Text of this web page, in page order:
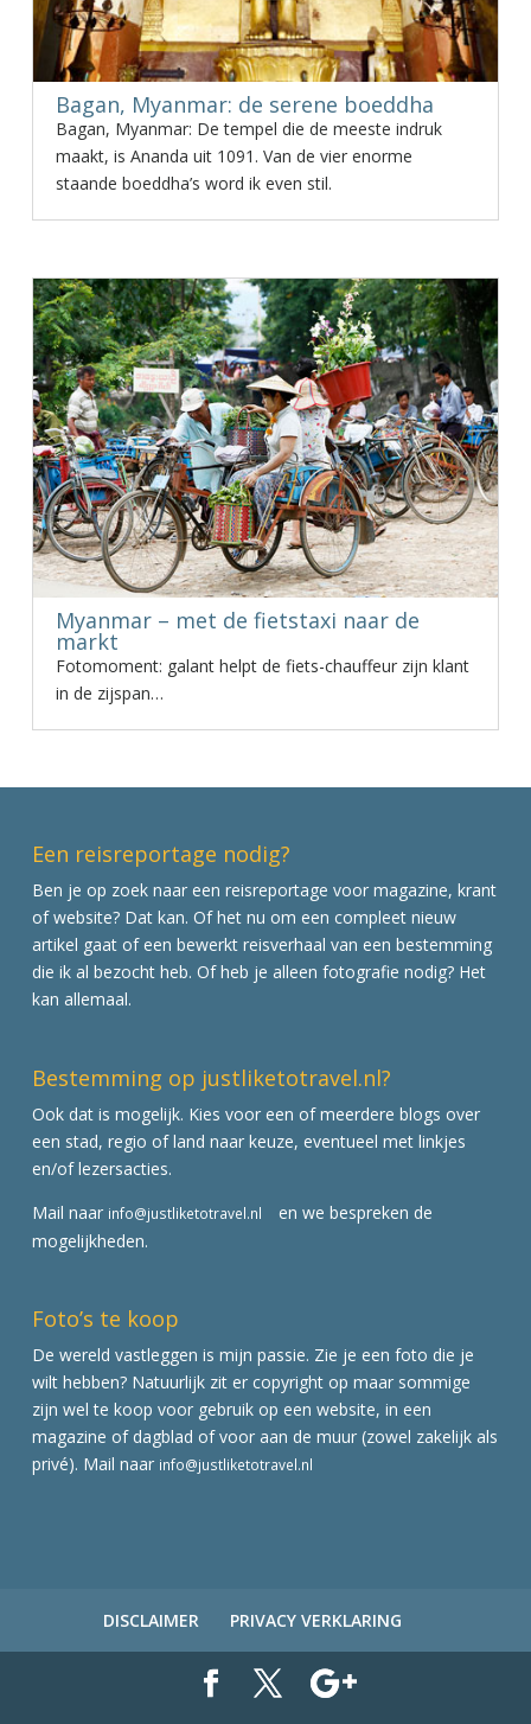
Bagan, Myanmar: de serene boeddha
Bagan, Myanmar: De tempel die de meeste indruk
maakt, is Ananda uit 1091. Van de vier enorme
staande boeddha’s word ik even stil.
Myanmar – met de fietstaxi naar de
markt
Fotomoment: galant helpt de fiets-chauffeur zijn klant
in de zijspan…
Een reisreportage nodig?
Ben je op zoek naar een reisreportage voor magazine, krant
of website? Dat kan. Of het nu om een compleet nieuw
artikel gaat of een bewerkt reisverhaal van een bestemming
die ik al bezocht heb. Of heb je alleen fotografie nodig? Het
kan allemaal.
Bestemming op justliketotravel.nl?
Ook dat is mogelijk. Kies voor een of meerdere blogs over
een stad, regio of land naar keuze, eventueel met linkjes
en/of lezersacties.
Mail naar info@justliketotravel.nl
en we bespreken de
mogelijkheden.
Foto’s te koop
De wereld vastleggen is mijn passie. Zie je een foto die je
wilt hebben? Natuurlijk zit er copyright op maar sommige
zijn wel te koop voor gebruik op een website, in een
magazine of dagblad of voor aan de muur (zowel zakelijk als
privé). Mail naar info@justliketotravel.nl
DISCLAIMER PRIVACY VERKLARING